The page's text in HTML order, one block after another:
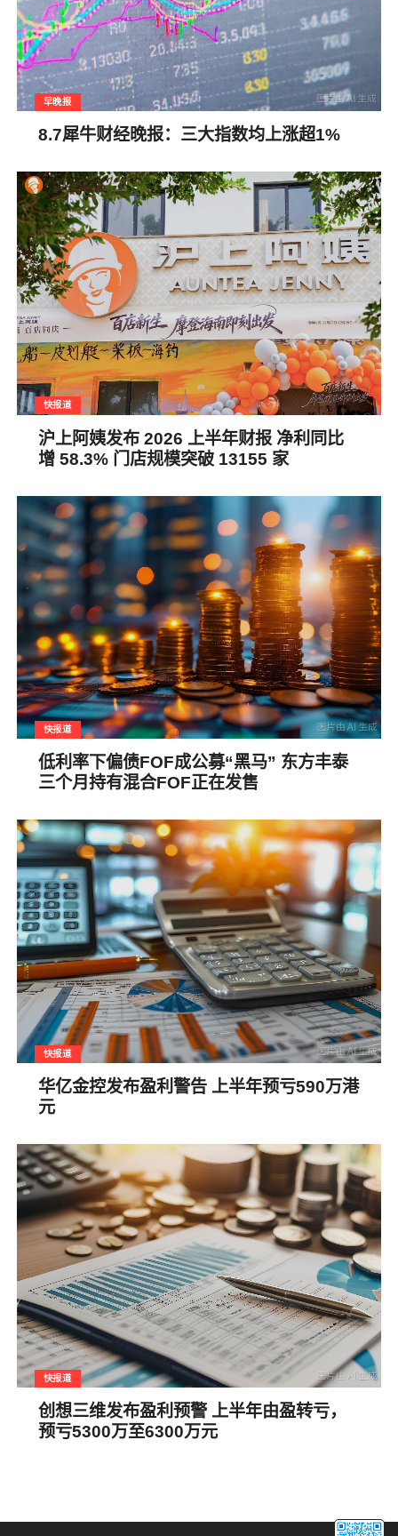
早晚报
8.7犀牛财经晚报：三大指数均上涨超1%
快报道
沪上阿姨发布 2026 上半年财报 净利同比
增 58.3% 门店规模突破 13155 家
快报道
低利率下偏债FOF成公募“黑马” 东方丰泰
三个月持有混合FOF正在发售
快报道
华亿金控发布盈利警告 上半年预亏590万港
元
快报道
创想三维发布盈利预警 上半年由盈转亏，
预亏5300万至6300万元